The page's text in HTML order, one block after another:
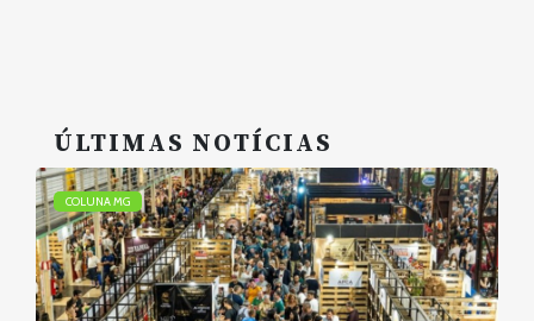
ÚLTIMAS NOTÍCIAS
COLUNA MG